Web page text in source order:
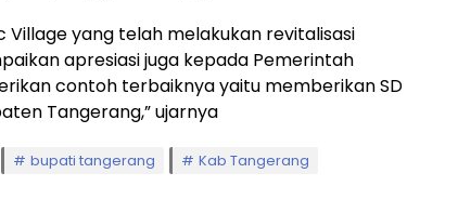
Village yang telah melakukan revitalisasi
apresiasi juga kepada Pemerintah
contoh terbaiknya yaitu memberikan SD
Tangerang,” ujarnya
bupati tangerang
Kab Tangerang